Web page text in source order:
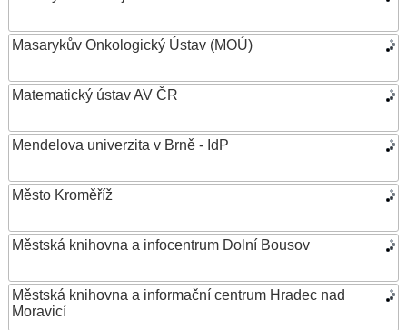
Masarykův Onkologický Ústav (MOÚ)
Matematický ústav AV ČR
Mendelova univerzita v Brně - IdP
Město Kroměříž
Městská knihovna a infocentrum Dolní Bousov
Městská knihovna a informační centrum Hradec nad
Moravicí